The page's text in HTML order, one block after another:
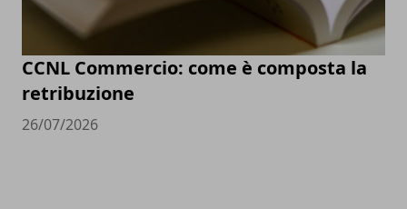
CCNL Commercio: come è composta la
retribuzione
26/07/2026